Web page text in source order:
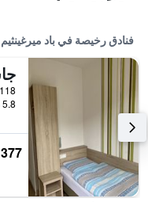
فنادق رخيصة في باد ميرغينثيم
5.8 كيلومتر عن وسط المدينة
377 ﷼